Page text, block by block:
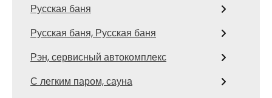
Русская баня
Русская баня, Русская баня
Рэн, сервисный автокомплекс
С легким паром, сауна